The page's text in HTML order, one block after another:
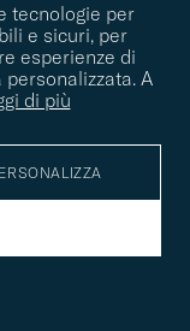
Charred
tecnologie per
e sicuri, per
esperienze di
A
di più